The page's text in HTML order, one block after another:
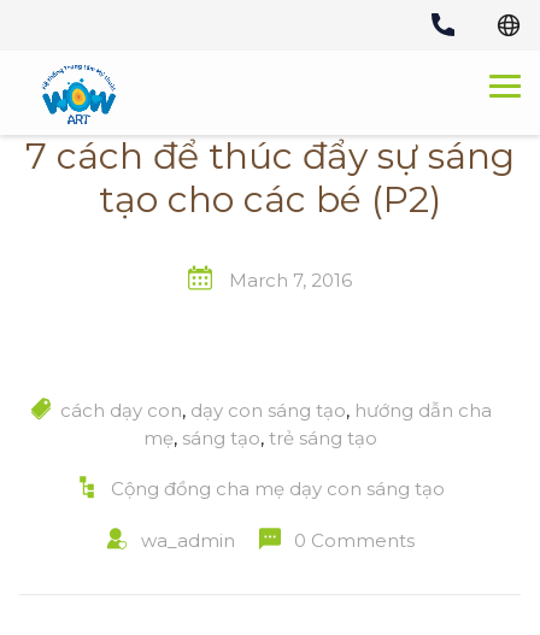
content
7 cách để thúc đẩy sự sáng
tạo cho các bé (P2)
March 7, 2016
cách dạy con, dạy con sáng tạo, hướng dẫn cha
mẹ, sáng tạo, trẻ sáng tạo
Cộng đồng cha mẹ dạy con sáng tạo
wa_admin 0 Comments